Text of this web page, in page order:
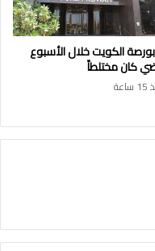
الكويت خلال الأسبوع
كان مختلطاً